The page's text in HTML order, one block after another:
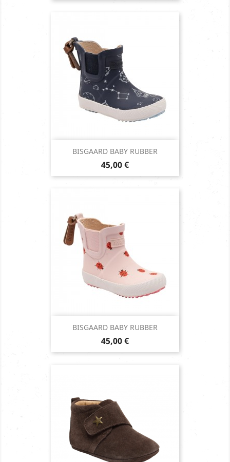
BISGAARD BABY RUBBER
Prix
45,00 €
BISGAARD BABY RUBBER
Prix
45,00 €